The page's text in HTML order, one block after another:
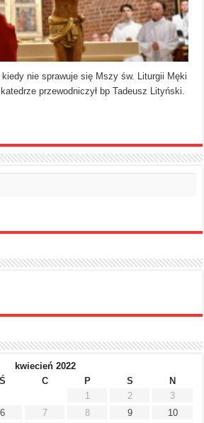
nie sprawuje się Mszy św. Liturgii Męki
przewodniczył bp Tadeusz Lityński.
kwiecień 2022
Ś C P S
N
1
2
3
6 7 8 9
10